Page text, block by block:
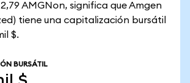
AMGNon, significa que Amgen
tiene una capitalización bursátil
$.
BURSÁTIL